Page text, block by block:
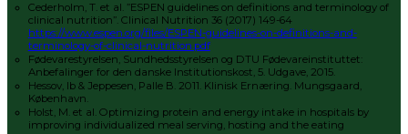
Cederholm, T. et al. ”ESPEN guidelines on definitions and terminology of
clinical nutrition”. Clinical Nutrition 36 (2017) 149-64
https://www.espen.org/files/ESPEN-guidelines-on-definitions-and-
terminology-of-clinical-nutrition.pdf
Fødevarestyrelsen, Sundhedsstyrelsen og DTU Fødevareinstituttet:
Anbefalinger for den danske Institutionskost, 5. Udgave, 2015.
Hessov, Ib & Jeppesen, Palle B. 2011. Klinisk Ernæring. Mungsgaard,
København.
Holst, M. et al. Optimizing protein and energy intake in hospitals by
improving individualized meal serving, hosting and the eating